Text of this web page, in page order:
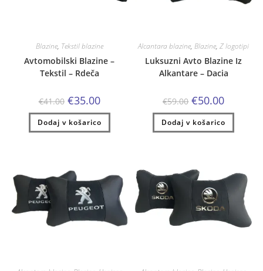
Blazine, Tekstil blazine
Avtomobilski Blazine –
Tekstil – Rdeča
€41.00 Izvirna
cena
je
bila:
€41.00.
€35.00Trenutna
cena
je:
€35.00.
Dodaj v košarico
Alcantara blazine,Blazine,Z logotipi
Luksuzni Avto Blazine Iz
Alkantare – Dacia
€59.00 Izvirna
cena
je
bila:
€59.00.
€50.00Trenutna
je:
€50.00.
Dodaj v košarico